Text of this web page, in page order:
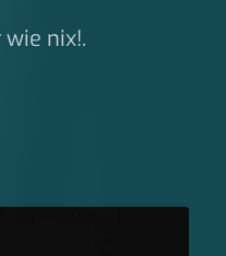
wie nix!.